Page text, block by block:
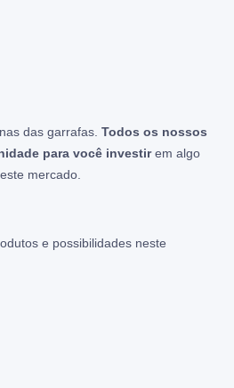
das garrafas. Todos os nossos
para você investirem algo
mercado.
e possibilidades neste